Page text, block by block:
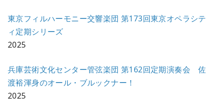
東京フィルハーモニー交響楽団 第173回東京オペラシテ
ィ定期シリーズ
2025
兵庫芸術文化センター管弦楽団 第162回定期演奏会 佐
渡裕渾身のオール・ブルックナー！
2025